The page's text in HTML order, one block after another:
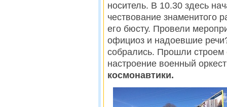
носитель. В 10.30 здесь
чествование знаменитого
его бюсту. Провели
официоз и надоевшие
собрались. Прошли
настроение военный
космонавтики.